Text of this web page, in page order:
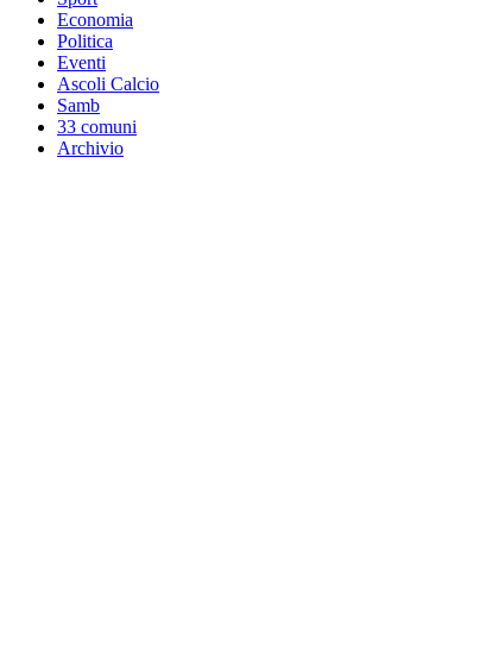
Economia
Politica
Eventi
Ascoli Calcio
Samb
33 comuni
Archivio